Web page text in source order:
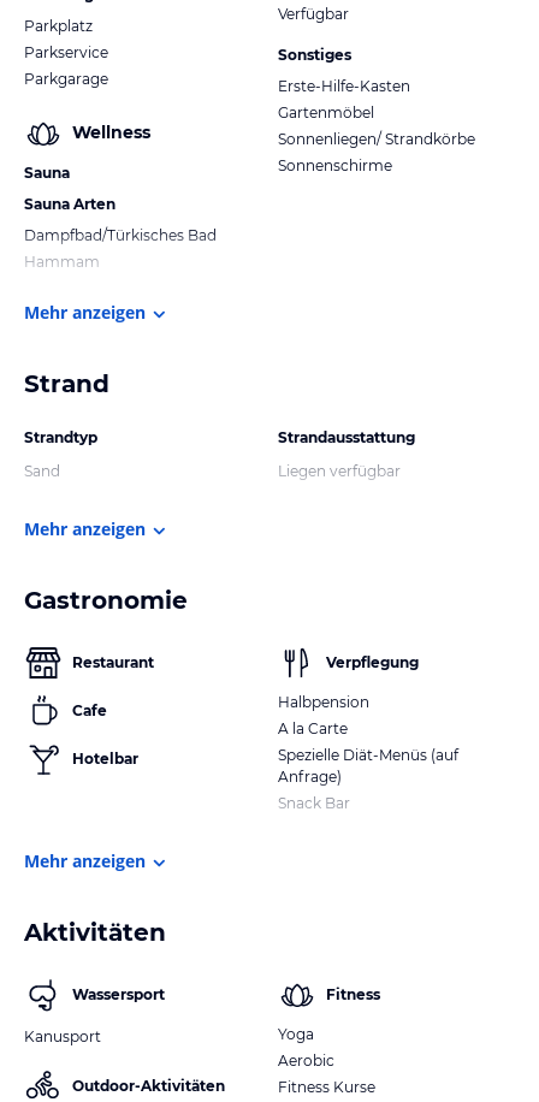
Parkplatz
Parkservice
Parkgarage
Wellness
Sauna
Sauna Arten
Dampfbad/Türkisches Bad
Hammam
Verfügbar
Sonstiges
Erste-Hilfe-Kasten
Gartenmöbel
Sonnenliegen/ Strandkörbe
Sonnenschirme
Mehr anzeigen
Strand
Strandtyp
Sand
Strandausstattung
Liegen verfügbar
Mehr anzeigen
Gastronomie
Restaurant
Cafe
Hotelbar
Verpflegung
Halbpension
A la Carte
Spezielle Diät-Menüs (auf
Anfrage)
Snack Bar
Mehr anzeigen
Aktivitäten
Wassersport
Kanusport
Outdoor-Aktivitäten
Fitness
Yoga
Aerobic
Fitness Kurse